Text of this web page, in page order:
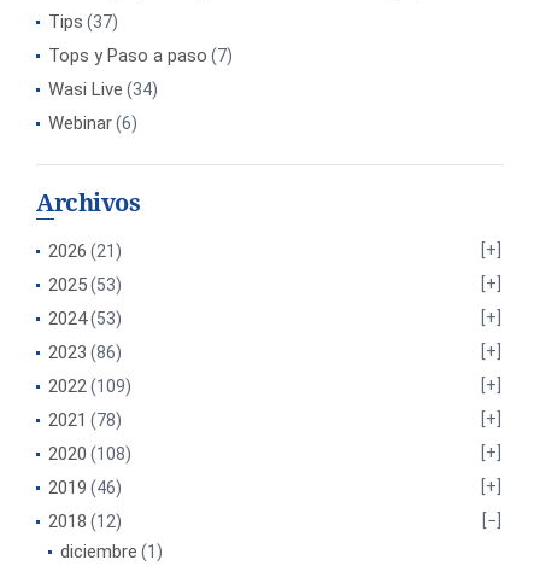
Tips (37)
Tops y Paso a paso (7)
Wasi Live (34)
Webinar(6)
Archivos
2026 (21)
2025(53)
2024(53)
2023 (86)
2022(109)
2021 (78)
2020 (108)
2019 (46)
2018 (12)
diciembre (1)